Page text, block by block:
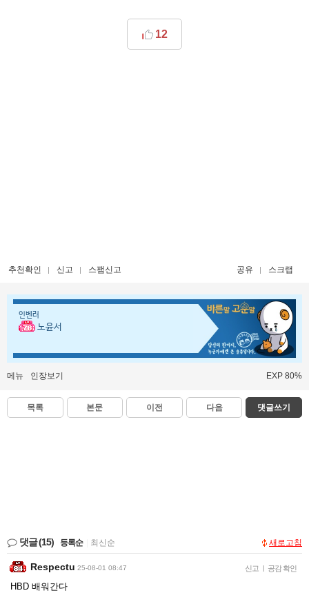
12
추천확인 신고 스팸신고 공유 스크랩
인벤러
노윤서
메뉴 인장보기 EXP 80%
목록 본문 이전 다음 댓글쓰기
댓글(15) 등록순 최신순 새로고침
Respectu 25-08-01 08:47 신고 | 공감 확인
HBD 배워간다